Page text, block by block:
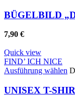
BÜGELBILD
7,90 €
Quick view
FIND’ ICH NICE
Ausführung wählen
UNISEX T-